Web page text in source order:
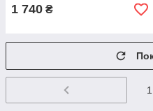
1 740 ₴
1